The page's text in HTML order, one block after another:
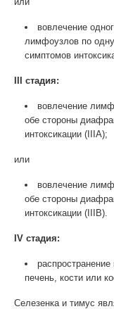
вовлечение
лимфоузлов по
симптомов
III стадия:
вовлечение
обе стороны
интоксикации (ІІIА);
или
вовлечение
обе стороны
интоксикации (ІІIВ).
IV стадия:
печень, кости или
Селезенка и тимус